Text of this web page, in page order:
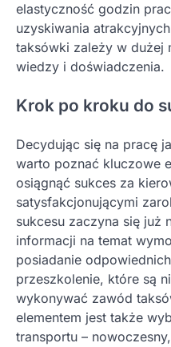
elastyczność godzin
uzyskiwania
taksówki zależy w dużej
wiedzy i doświadczenia.
Krok po kroku do
Decydując się na pracę
warto poznać kluczowe
osiągnąć sukces za
satysfakcjonującymi
sukcesu zaczyna się już
informacji na temat
posiadanie
przeszkolenie, które są
wykonywać zawód
elementem jest także
transportu –